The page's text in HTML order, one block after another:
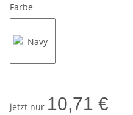
Farbe
jetzt nur 10,71 €